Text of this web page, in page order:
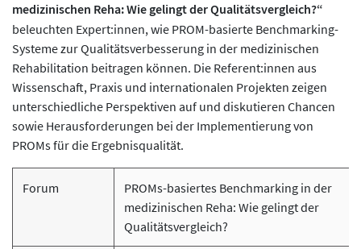
medizinischen Reha: Wie gelingt der Qualitätsvergleich?“
beleuchten Expert:innen, wie PROM-basierte Benchmarking-
Systeme zur Qualitätsverbesserung in der medizinischen
Rehabilitation beitragen können. Die Referent:innen aus
Wissenschaft, Praxis und internationalen Projekten zeigen
unterschiedliche Perspektiven auf und diskutieren Chancen
sowie Herausforderungen bei der Implementierung von
PROMs für die Ergebnisqualität.
Forum
PROMs-basiertes Benchmarking in der
medizinischen Reha: Wie gelingt der
Qualitätsvergleich?